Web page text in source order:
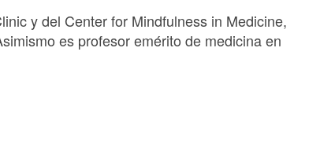
y del Center for Mindfulness in Medicine,
es profesor emérito de medicina en